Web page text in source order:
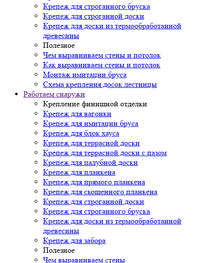
Крепеж для строганного бруска
Крепеж для строганной доски
Крепеж для доски из термообработанной
древесины
Полезное
Чем выравниваем стены и потолок
Как выравниваем стены и потолок
Монтаж имитации бруса
Схема крепления досок лестницы
Работаем снаружи
Крепление финишной отделки
Крепеж для вагонки
Крепеж для имитации бруса
Крепеж для блок хауса
Крепеж для террасной доски
Крепеж для террасной доски с пазом
Крепеж для палубной доски
Крепеж для планкена
Крепеж для прямого планкена
Крепеж для скошенного планкена
Крепеж для строганной доски
Крепеж для строганного бруска
Крепеж для доски из термообработанной
древесины
Крепеж для забора
Полезное
Чем выравниваем стены